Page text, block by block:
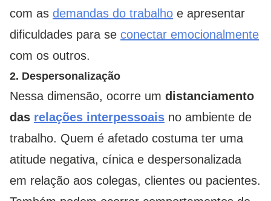
com as demandas do trabalho e apresentar
dificuldades para se conectar emocionalmente
com os outros.
2. Despersonalização
Nessa dimensão, ocorre um distanciamento
das relações interpessoais no ambiente de
trabalho. Quem é afetado costuma ter uma
atitude negativa, cínica e despersonalizada
em relação aos colegas, clientes ou pacientes.